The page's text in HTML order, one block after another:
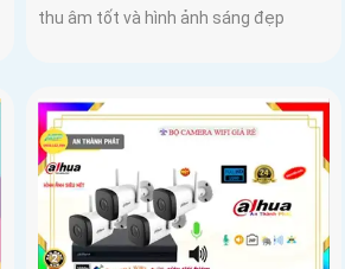
thu âm tốt và hình ảnh sáng đẹp